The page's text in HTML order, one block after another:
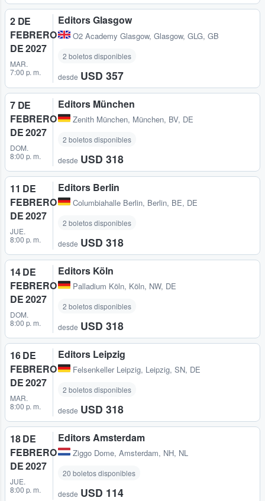
2 DE
FEBRERO
DE 2027
MAR.
7:00 p. m.
Editors Glasgow
O2 Academy Glasgow, Glasgow, GLG, GB
2 boletos disponibles
desde USD 357
7 DE
FEBRERO
DE 2027
DOM.
8:00 p. m.
Editors München
Zenith München, München, BV, DE
2 boletos disponibles
desde USD 318
11 DE
FEBRERO
DE 2027
JUE.
8:00 p. m.
Editors Berlin
Columbiahalle Berlin, Berlin, BE, DE
2 boletos disponibles
desde USD 318
14 DE
FEBRERO
DE 2027
DOM.
8:00 p. m.
Editors Köln
Palladium Köln, Köln, NW, DE
2 boletos disponibles
desde USD 318
16 DE
FEBRERO
DE 2027
MAR.
8:00 p. m.
Editors Leipzig
Felsenkeller Leipzig, Leipzig, SN, DE
2 boletos disponibles
desde USD 318
18 DE
FEBRERO
DE 2027
JUE.
8:00 p. m.
Editors Amsterdam
Ziggo Dome, Amsterdam, NH, NL
20 boletos disponibles
desde USD 114